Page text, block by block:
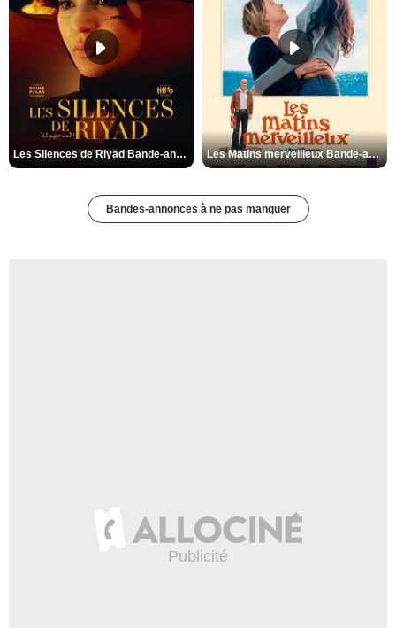
Les Silences de Riyad Bande-annonce VO STFR Les Matins merveilleux Bande-annonce VF
Bandes-annonces à ne pas manquer